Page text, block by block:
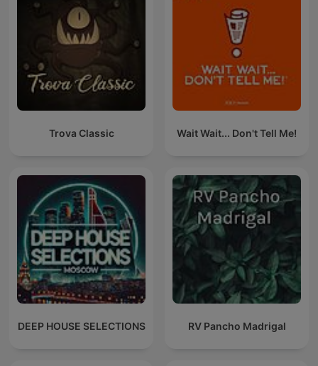
Trova Classic Wait Wait... Don't Tell Me!
DEEP HOUSE SELECTIONS RV Pancho Madrigal